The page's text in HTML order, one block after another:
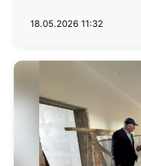
18.05.2026 11:32